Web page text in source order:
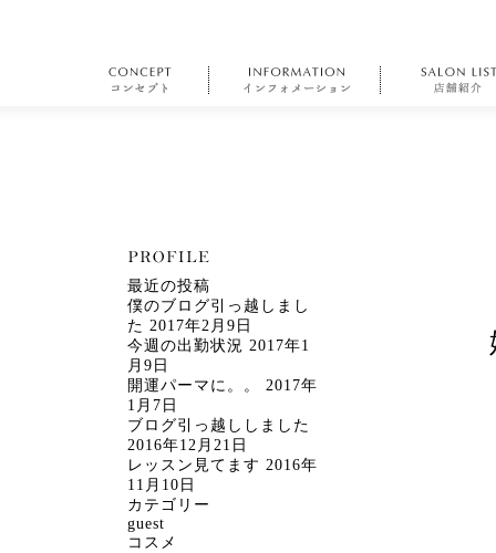
最近の投稿
僕のブログ引っ越しまし
た 2017年2月9日
今週の出勤状況 2017年1
月9日
開運パーマに。。
2017年
1月7日
ブログ引っ越ししました
2016年12月21日
レッスン見てます 2016年
11月10日
カテゴリー
guest
コスメ